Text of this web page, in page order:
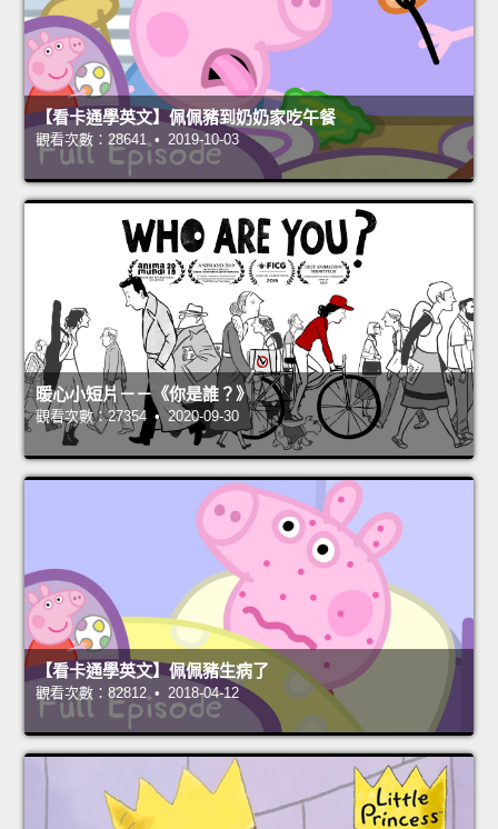
【看卡通學英文】佩佩豬到奶奶家吃午餐
觀看次數：28641 • 2019-10-03
暖心小短片－－《你是誰？》
觀看次數：27354 • 2020-09-30
【看卡通學英文】佩佩豬生病了
觀看次數：82812 • 2018-04-12